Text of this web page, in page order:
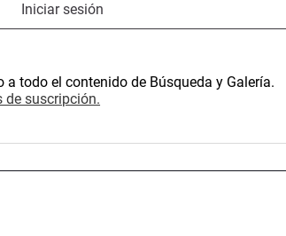
Iniciar sesión
todo el contenido de Búsqueda y Galería.
de suscripción.